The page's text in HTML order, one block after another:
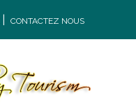
CONTACTEZ NOUS